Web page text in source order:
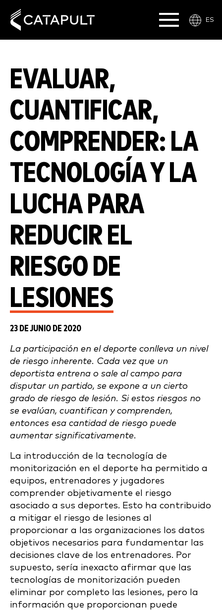
ES
EVALUAR,
CUANTIFICAR,
COMPRENDER: LA
TECNOLOGÍA Y LA
LUCHA PARA
REDUCIR EL
RIESGO DE
LESIONES
23 DE JUNIO DE 2020
La participación en el deporte conlleva un nivel
de riesgo inherente. Cada vez que un
deportista entrena o sale al campo para
disputar un partido, se expone a un cierto
grado de riesgo de lesión. Si estos riesgos no
se evalúan, cuantifican y comprenden,
entonces esa cantidad de riesgo puede
aumentar significativamente.
La introducción de la tecnología de
monitorización en el deporte ha permitido a
equipos, entrenadores y jugadores
comprender objetivamente el riesgo
asociado a sus deportes. Esto ha contribuido
a mitigar el riesgo de lesiones al
proporcionar a las organizaciones los datos
objetivos necesarios para fundamentar las
decisiones clave de los entrenadores. Por
supuesto, sería inexacto afirmar que las
tecnologías de monitorización pueden
eliminar por completo las lesiones, pero la
información que proporcionan puede